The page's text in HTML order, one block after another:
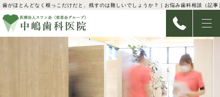
歯がほとんどなく根っこだけだと、残すのは難しいでしょうか？｜お悩み歯科相談（記